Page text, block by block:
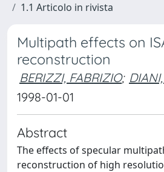
1.1 Articolo in rivista
Multipath effects on
reconstruction
BERIZZI, FABRIZIO;
1998-01-01
Abstract
The effects of specular
reconstruction of high